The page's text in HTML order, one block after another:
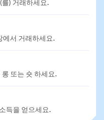
) 거래하세요.
에서 거래하세요.
또는 숏 하세요.
득을 얻으세요.